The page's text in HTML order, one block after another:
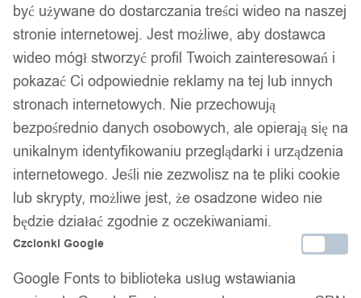
Dane firmy:
Nazwa:
IT&IMPORT Kajetan Sikorski
być używane do dostarczania treści wideo na naszej
stronie internetowej. Jest możliwe, aby dostawca
wideo mógł stworzyć profil Twoich zainteresowań i
pokazać Ci odpowiednie reklamy na tej lub innych
stronach internetowych. Nie przechowują
bezpośrednio danych osobowych, ale opierają się na
unikalnym identyfikowaniu przeglądarki i urządzenia
internetowego. Jeśli nie zezwolisz na te pliki cookie
lub skrypty, możliwe jest, że osadzone wideo nie
będzie działać zgodnie z oczekiwaniami.
Czcionki Google
Google Fonts to biblioteka usług wstawiania